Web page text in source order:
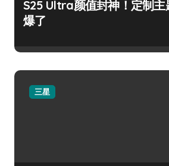
S25 Ultra颜值封神！定制主
爆了
三星